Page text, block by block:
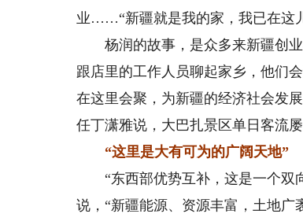
业……“新疆就是我的家，我已在这
杨润的故事，是众多来新疆创业
跟店里的工作人员聊起家乡，他们
在这里会聚，为新疆的经济社会发
任丁潇雅说，大巴扎景区单日客流
“这里是大有可为的广阔天地”
“东西部优势互补，这是一个双
说，“新疆能源、资源丰富，土地